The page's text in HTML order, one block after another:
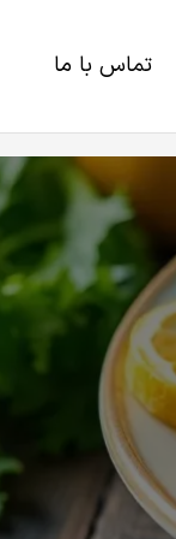
تماس با ما